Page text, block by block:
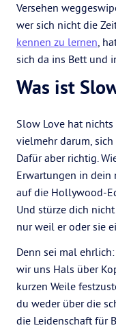
Versehen
wer sich nicht die
kennen zu lernen,
sich da ins Bett und
Was ist
Slow Love hat
vielmehr darum,
Dafür aber richtig.
Erwartungen in dein
auf die Hollywood-
Und stürze dich
nur weil er oder sie
Denn sei mal
wir uns Hals über
kurzen Weile
du weder über die
die Leidenschaft für